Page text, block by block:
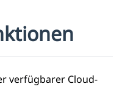
verfügbarer Cloud-